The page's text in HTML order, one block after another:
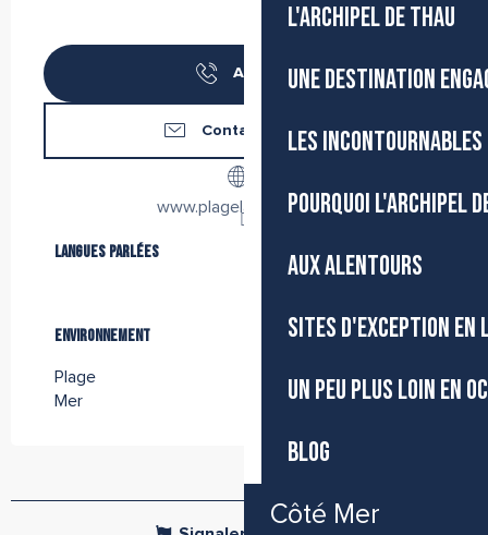
L'ARCHIPEL DE THAU
UNE DESTINATION
LES
POURQUOI L'ARCHIPEL
AUX ALENTOURS
SITES D'EXCEPTION EN
UN PEU PLUS LOIN EN
BLOG
Côté Mer
Appeler
Contactez-nous
www.plagelacanopee.fr
Langues parlées
Langues parlées
Environnement
Environnement
Plage
Mer